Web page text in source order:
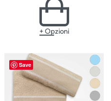
+ Opzioni
Save